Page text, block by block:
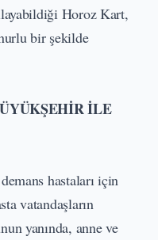
Horoz Kart,
bir şekilde
İLE
hastaları için
vatandaşların
yanında, anne ve